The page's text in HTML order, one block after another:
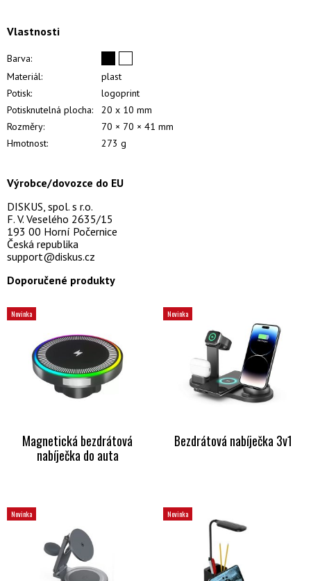
Vlastnosti
Barva:
Materiál:
plast
Potisk:
logoprint
Potisknutelná plocha:
20 x 10 mm
Rozměry:
70 × 70 × 41 mm
Hmotnost:
273 g
Výrobce/dovozce do EU
DISKUS, spol. s r.o.
F. V. Veselého 2635/15
193 00 Horní Počernice
Česká republika
support@diskus.cz
Doporučené produkty
Novinka
Magnetická bezdrátová
nabíječka do auta
Novinka
Bezdrátová nabíječka 3v1
Novinka Novinka